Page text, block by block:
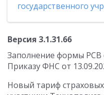
государственного
Версия 3.1.31.66
Заполнение формы РСВ
Приказу ФНС от
Новый тариф